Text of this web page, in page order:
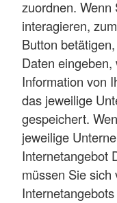
zuordnen. Wenn
interagieren,
Button
Daten
Information von
das jeweilige
gespeichert.
jeweilige
Internetangebot
müssen Sie